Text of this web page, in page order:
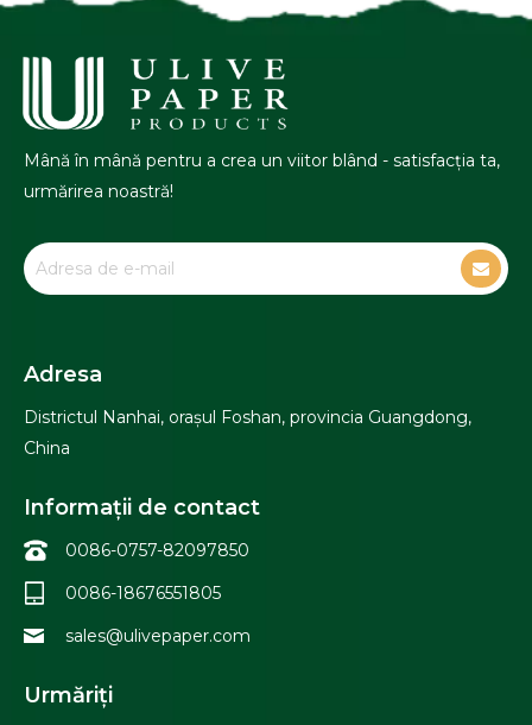
Mână în mână pentru a crea un viitor blând - satisfacția ta,
urmărirea noastră!
Adresa
Districtul Nanhai, orașul Foshan, provincia Guangdong,
China
Informații de contact
0086-0757-82097850
0086-18676551805
sales@ulivepaper.com
Urmăriți